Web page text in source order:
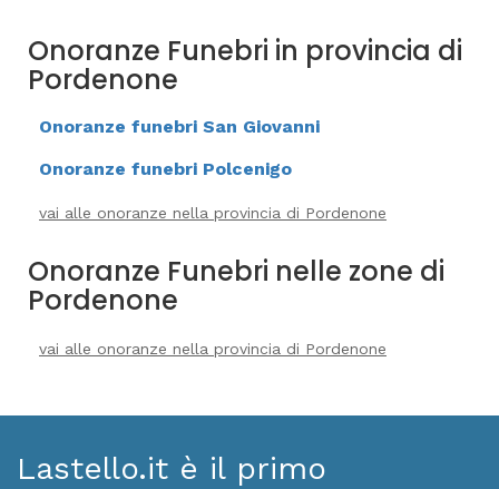
Onoranze Funebri in provincia di
Pordenone
Onoranze funebri San Giovanni
Onoranze funebri Polcenigo
vai alle onoranze nella provincia di Pordenone
Onoranze Funebri nelle zone di
Pordenone
vai alle onoranze nella provincia di Pordenone
Lastello.it è il primo